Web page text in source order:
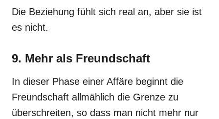
Die Beziehung fühlt sich real an, aber sie ist
es nicht.
9. Mehr als Freundschaft
In dieser Phase einer Affäre beginnt die
Freundschaft allmählich die Grenze zu
überschreiten, so dass man nicht mehr nur